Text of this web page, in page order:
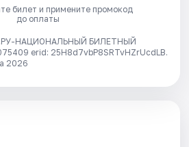
билет и примените промокод
до оплаты
НАЦИОНАЛЬНЫЙ БИЛЕТНЫЙ
erid: 25H8d7vbP8SRTvHZrUcdLB.
2026